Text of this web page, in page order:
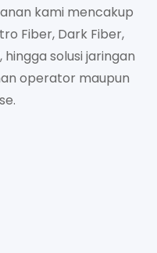
kami mencakup
Fiber, Dark Fiber,
hingga solusi jaringan
operator maupun